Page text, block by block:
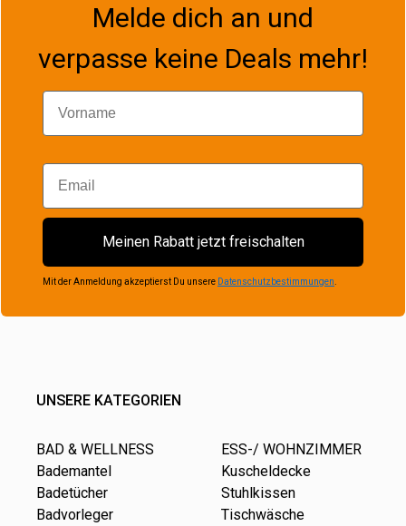
Melde dich an und
verpasse keine Deals mehr!
Vorname
Email
Meinen Rabatt jetzt freischalten
Mit der Anmeldung akzeptierst Du unsere Datenschutzbestimmungen.
UNSERE KATEGORIEN
BAD & WELLNESS
Bademantel
Badetücher
Badvorleger
ESS-/ WOHNZIMMER
Kuscheldecke
Stuhlkissen
Tischwäsche